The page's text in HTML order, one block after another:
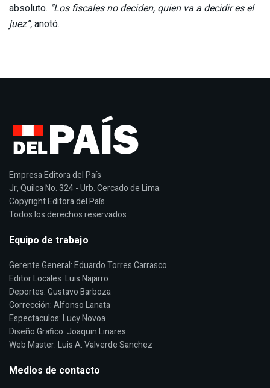
absoluto. “Los fiscales no deciden, quien va a decidir es el
juez”,anotó.
Empresa Editora del País
Jr, Quilca No. 324 - Urb. Cercado de Lima.
Copyright Editora del País
Todos los derechos reservados
Equipo de trabajo
Gerente General: Eduardo Torres Carrasco.
Editor Locales: Luis Najarro
Deportes: Gustavo Barboza
Corrección: Alfonso Lanata
Espectaculos: Lucy Novoa
Diseño Grafico: Joaquin Linares
Web Master: Luis A. Valverde Sanchez
Medios de contacto